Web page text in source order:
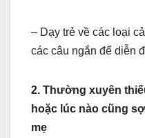
– Dạy trẻ về các loại
các câu ngắn để diễn
2. Thường xuyên
hoặc lúc nào cũng
mẹ